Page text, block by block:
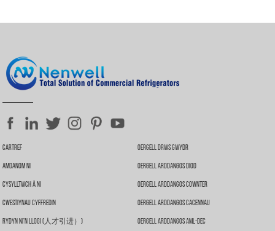
Cartref
Amdanom Ni
Cysylltwch Â Ni
Cwestiynau Cyffredin
Rydyn Ni'n Llogi (人才引进）)
Oergell Drws Gwydr
Oergell Arddangos Diod
Oergell Arddangos Cownter
Oergell Arddangos Cacennau
Oergell Arddangos Aml-Dec